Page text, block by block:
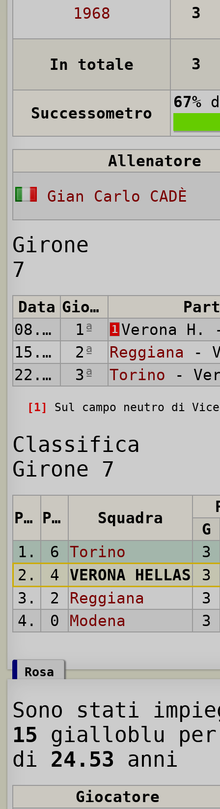
1968 3
In totale 3
Successometro
67%
Allenatore
Gian Carlo CADÈ
Girone
7
Data Giornata
08.09.
1968
1ª 1 Verona
15.09.
1968
2ª Reggiana -
22.09.
1968
3ª Torino -
[1] Sul campo neutro di
Classifica
Girone 7
Pos. Punti Squadra
G
1.
6 Torino
3
2.
4 VERONA HELLAS
3
3.
2 Reggiana
3
4.
0 Modena 3
Rosa
Sono stati
15 gialloblu per
di 24.53 anni
Giocatore